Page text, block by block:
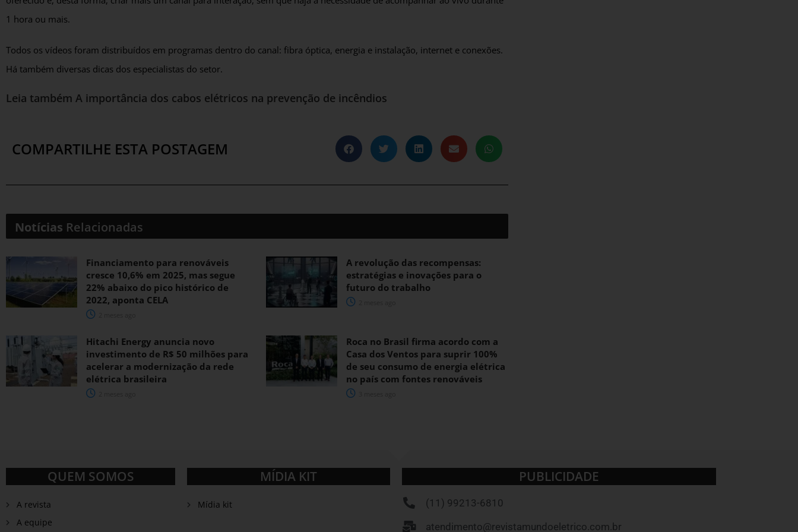
1 hora ou mais.
Todos os vídeos foram distribuídos em programas dentro do canal: fibra óptica, energia e instalação, internet e conexões.
Há também diversas dicas dos especialistas do setor.
Leia também A importância dos cabos elétricos na prevenção de incêndios
COMPARTILHE ESTA POSTAGEM
Notícias Relacionadas
Financiamento para renováveis
cresce 10,6% em 2025, mas segue
22% abaixo do pico histórico de
2022, aponta CELA
A revolução das recompensas:
estratégias e inovações para o
futuro do trabalho
Hitachi Energy anuncia novo
investimento de R$ 50 milhões para
acelerar a modernização da rede
elétrica brasileira
Roca no Brasil firma acordo com a
Casa dos Ventos para suprir 100%
de seu consumo de energia elétrica
no país com fontes renováveis
QUEM SOMOS
A revista
A equipe
MÍDIA KIT
Mídia kit
PUBLICIDADE
(11) 99213-6810
atendimento@revistamundoeletrico.com.br